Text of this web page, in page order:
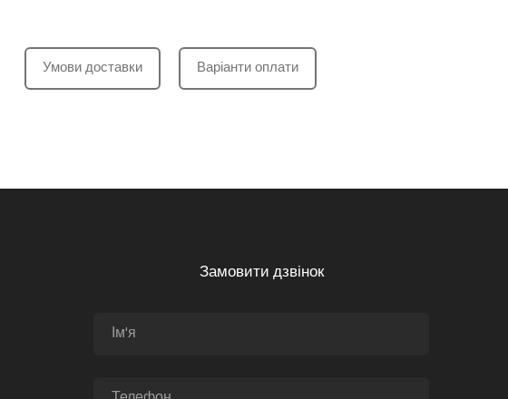
Умови доставки Варіанти оплати
Замовити дзвінок